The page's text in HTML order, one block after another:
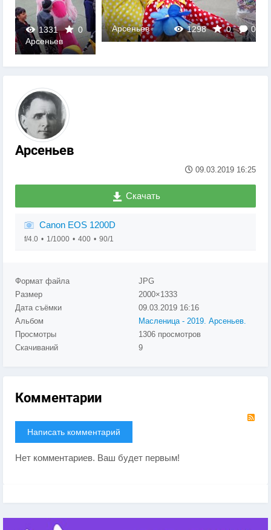
1331
0
0
Арсеньев
1298 0 0
Арсеньев
Арсеньев
09.03.2019 16:25
Скачать
Canon EOS 1200D
f/4.0 1/1000 400 90/1
Формат файла
JPG
Размер
2000×1333
Дата съёмки
09.03.2019 16:16
Альбом
Масленица - 2019. Арсеньев.
Просмотры
1306 просмотров
Скачиваний
9
Комментарии
Написать комментарий
Нет комментариев. Ваш будет первым!